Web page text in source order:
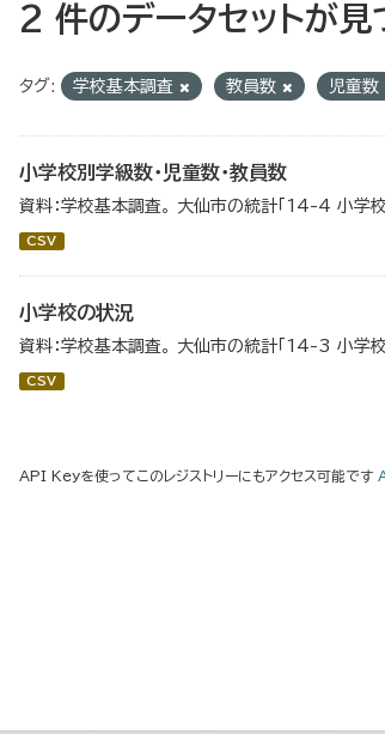
2 件のデータセットが見
タグ: 学校基本調査 教員数 児童数
小学校別学級数・児童数・教員数
資料：学校基本調査。 大仙市の統計「14-4 小学校
CSV
小学校の状況
資料：学校基本調査。 大仙市の統計「14-3 小学校
CSV
API Keyを使ってこのレジストリーにもアクセス可能です